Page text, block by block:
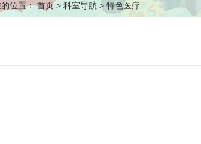
位置： 首页> 科室导航 > 特色医疗